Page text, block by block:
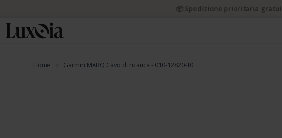
Home Garmin MARQ Cavo di ricarica - 010-12820-10
📦 Spedizione prioritaria